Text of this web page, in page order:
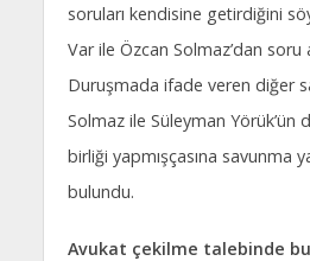
soruları kendisine getirdiğini
Var ile Özcan Solmaz’dan soru
Duruşmada ifade veren diğer
Solmaz ile Süleyman Yörük’ün
birliği yapmışçasına savunma
bulundu.
Avukat çekilme talebinde